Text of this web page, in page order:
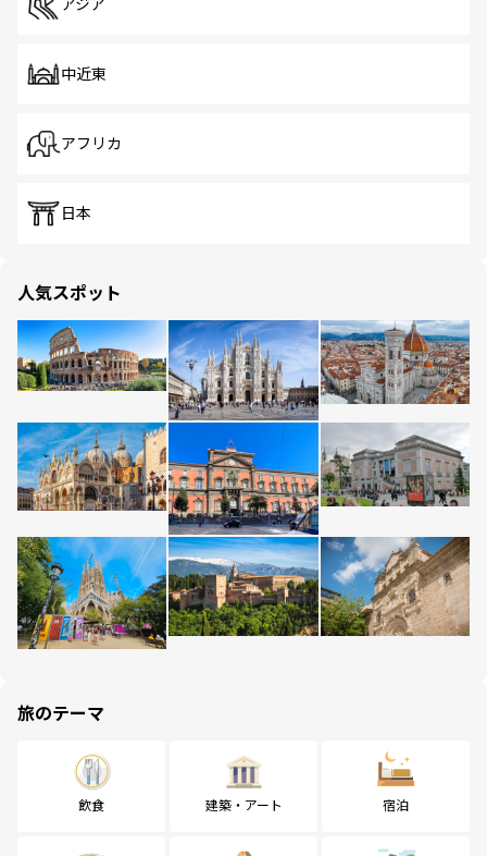
アジア
中近東
アフリカ
日本
人気スポット
旅のテーマ
飲食 建築・アート 宿泊